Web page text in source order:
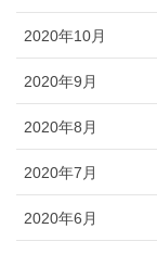
2020年10月
2020年9月
2020年8月
2020年7月
2020年6月